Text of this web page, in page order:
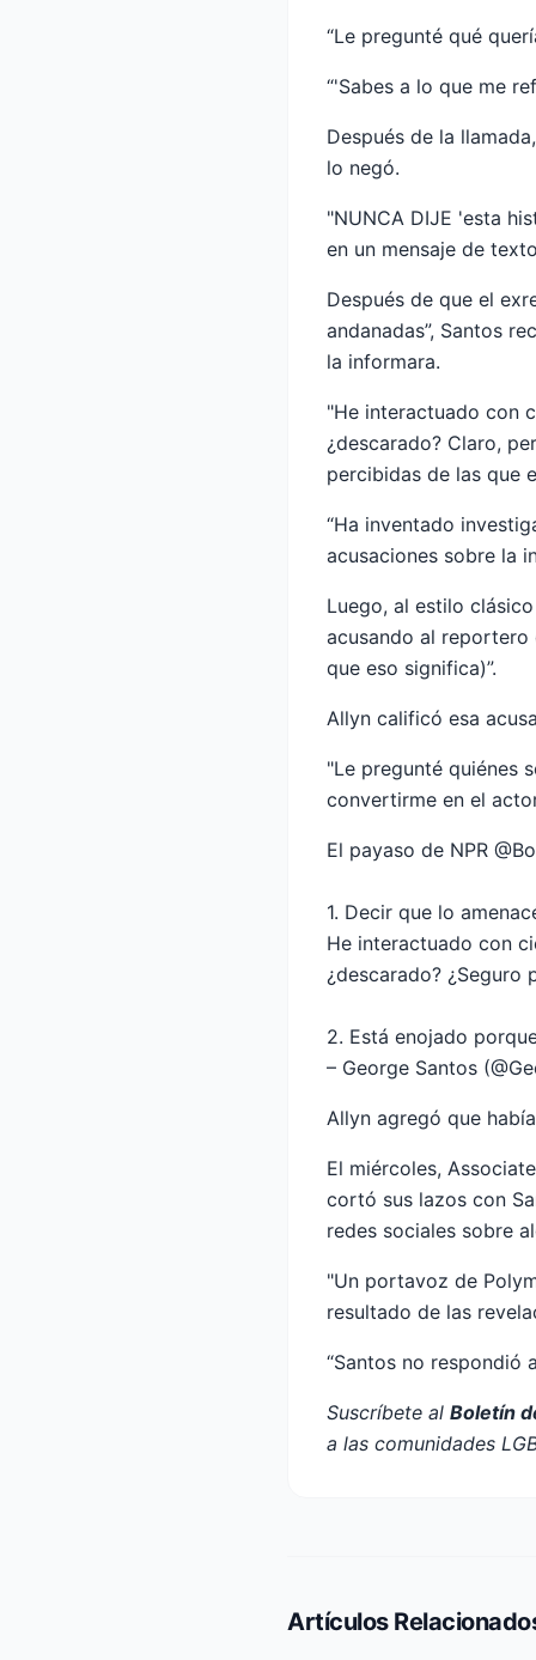
“Le pregunté qué
“'Sabes a lo que me
Después de la
lo negó.
"NUNCA DIJE 'esta
en un mensaje de
Después de que el
andanadas”, Santos
la informara.
"He interactuado con
¿descarado? Claro,
percibidas de las que
“Ha inventado
acusaciones sobre la
Luego, al estilo
acusando al reportero
que eso significa)”.
Allyn calificó esa
"Le pregunté quiénes
convertirme en el
El payaso de NPR
1. Decir que lo
He interactuado con
¿descarado? ¿Seguro
2. Está enojado
– George Santos
Allyn agregó que
El miércoles,
cortó sus lazos con
redes sociales sobre
"Un portavoz de
resultado de las
“Santos no respondió
Suscríbete al Boletín
a las comunidades
Artículos